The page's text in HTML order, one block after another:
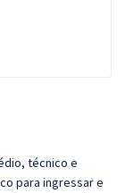
técnico e
para ingressar e